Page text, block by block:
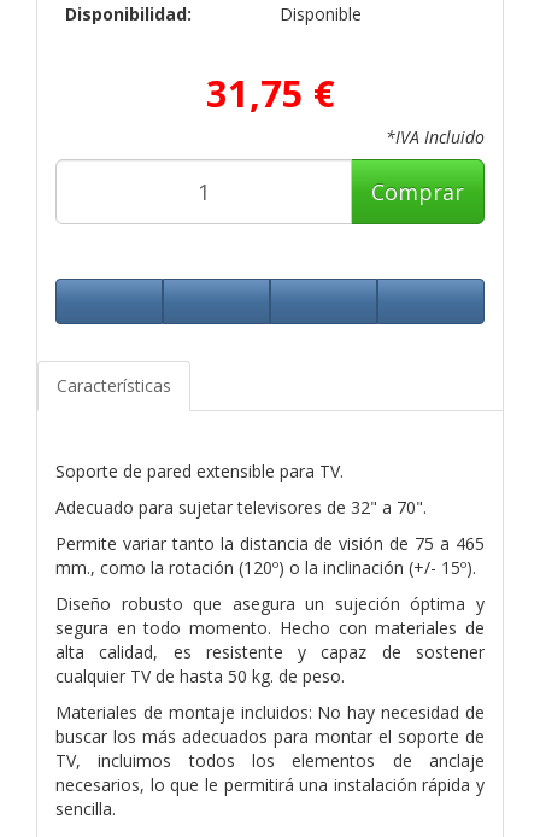
Disponibilidad:
Disponible
31,75 €
*IVA Incluido
Comprar
Características
Soporte de pared extensible para TV.
Adecuado para sujetar televisores de 32" a 70".
Permite variar tanto la distancia de visión de 75 a 465
mm., como la rotación (120º) o la inclinación (+/- 15º).
Diseño robusto que asegura un sujeción óptima y
segura en todo momento. Hecho con materiales de
alta calidad, es resistente y capaz de sostener
cualquier TV de hasta 50 kg. de peso.
Materiales de montaje incluidos: No hay necesidad de
buscar los más adecuados para montar el soporte de
TV, incluimos todos los elementos de anclaje
necesarios, lo que le permitirá una instalación rápida y
sencilla.